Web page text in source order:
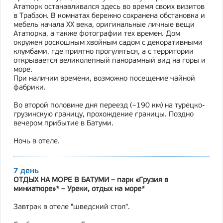
Ататюрк останавливался здесь во время своих визитов
в Трабзон. В комнатах бережно сохранена обстановка и
мебель начала XX века, оригинальные личные вещи
Ататюрка, а также фотографии тех времен. Дом
окружен роскошным хвойным садом с декоративными
клумбами, где приятно прогуляться, а с территории
открывается великолепный панорамный вид на горы и
море.
При наличии времени, возможно посещение чайной
фабрики.
Во второй половине дня переезд (~190 км) на турецко-
грузинскую границу, прохождение границы. Поздно
вечером прибытие в Батуми.
Ночь в отеле.
7 день
ОТДЫХ НА МОРЕ В БАТУМИ – парк «Грузия в
миниатюре»* – Уреки, отдых на море*
Завтрак в отеле "шведский стол".